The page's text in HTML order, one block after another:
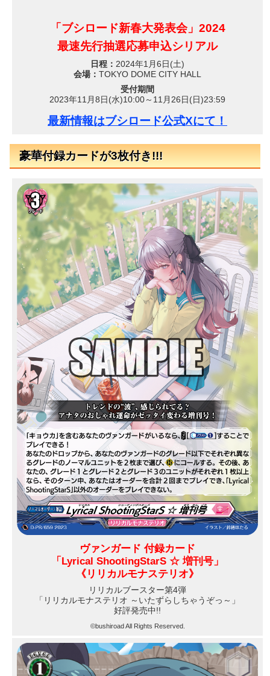
「ブシロード新春大発表会」2024
最速先行抽選応募申込シリアル
日程： 2024年1月6日(土)
会場： TOKYO DOME CITY HALL
受付期間
2023年11月8日(水)10:00～11月26日(日)23:59
最新情報はブシロード公式Xにて！
豪華付録カードが3枚付き!!!
ヴァンガード 付録カード
「Lyrical ShootingStarS ☆ 増刊号」
《 リリカルモナステリオ》
リリカルブースター第4弾
「リリカルモナステリオ ～いたずらしちゃうぞっ～」
好評発売中!!
©bushiroad All Rights Reserved.